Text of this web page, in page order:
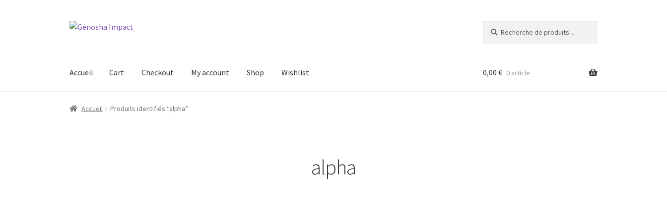
Aller
Aller
pour :
Accueil Cart Checkout My account Shop Wishlist
Accueil Cart Checkout My account Shop
0,00 € 0 article
Accueil Produits identifiés “alpha”
alpha